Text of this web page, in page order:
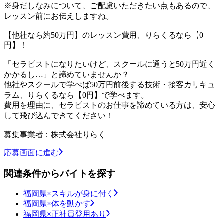
※身だしなみについて、ご配慮いただきたい点もあるので、
レッスン前にお伝えしますね。
【他社なら約50万円】のレッスン費用、りらくるなら【0
円】！
「セラピストになりたいけど、スクールに通うと50万円近く
かかるし…」と諦めていませんか？
他社やスクールで学べば50万円前後する技術・接客カリキュ
ラム、りらくるなら【0円】で学べます。
費用を理由に、セラピストのお仕事を諦めている方は、安心
して飛び込んできてください！
募集事業者：株式会社りらく
応募画面に進む
関連条件からバイトを探す
福岡県×スキルが身に付く
福岡県×体を動かす
福岡県×正社員登用あり